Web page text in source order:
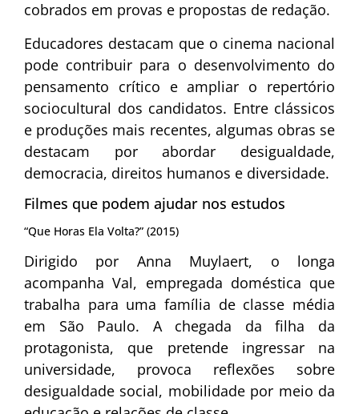
cobrados em provas e propostas de redação.
Educadores destacam que o cinema nacional
pode contribuir para o desenvolvimento do
pensamento crítico e ampliar o repertório
sociocultural dos candidatos. Entre clássicos
e produções mais recentes, algumas obras se
destacam por abordar desigualdade,
democracia, direitos humanos e diversidade.
Filmes que podem ajudar nos estudos
“Que Horas Ela Volta?” (2015)
Dirigido por Anna Muylaert, o longa
acompanha Val, empregada doméstica que
trabalha para uma família de classe média
em São Paulo. A chegada da filha da
protagonista, que pretende ingressar na
universidade, provoca reflexões sobre
desigualdade social, mobilidade por meio da